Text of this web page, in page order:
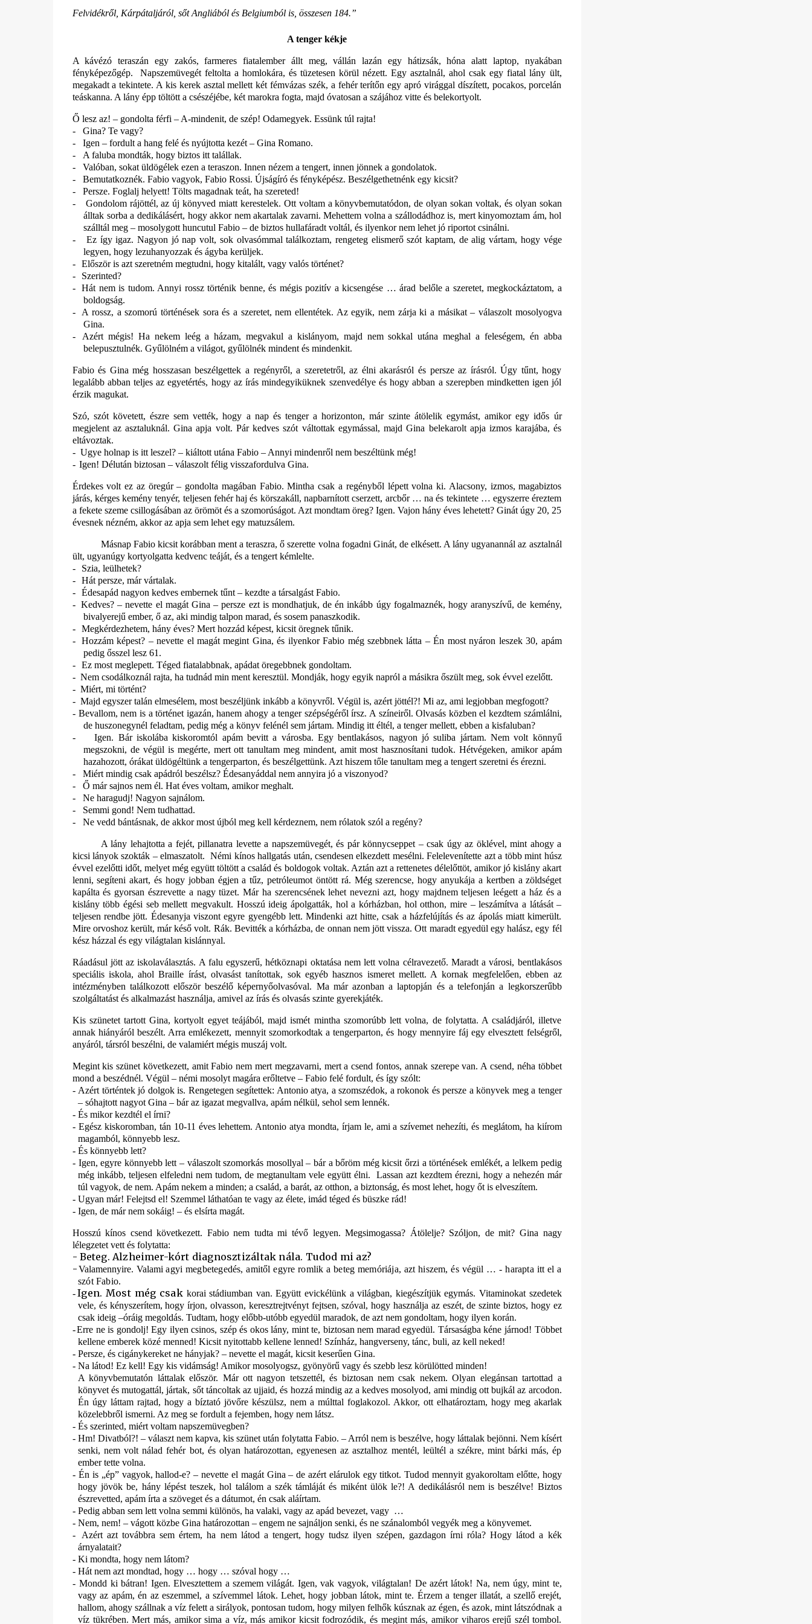
Felvidékről, Kárpátaljáról, sőt Angliából és Belgiumból is, összesen 184.”
A tenger kékje
A kávézó teraszán egy zakós, farmeres fiatalember állt meg, vállán lazán egy hátizsák, hóna alatt laptop, nyakában
fényképezőgép.
Napszemüvegét feltolta a homlokára, és tüzetesen körül nézett. Egy asztalnál, ahol csak egy fiatal lány ült,
megakadt a tekintete. A kis kerek asztal mellett két fémvázas szék, a fehér terítőn egy apró virággal díszített, pocakos, porcelán
teáskanna. A lány épp töltött a csészéjébe, két marokra fogta, majd óvatosan a szájához vitte és belekortyolt.
Ő lesz az! – gondolta férfi – A-mindenit, de szép! Odamegyek. Essünk túl rajta!
-
Gina? Te vagy?
-
Igen – fordult a hang felé és nyújtotta kezét – Gina Romano.
-
A faluba mondták, hogy biztos itt talállak.
-
Valóban, sokat üldögélek ezen a teraszon. Innen nézem a tengert, innen jönnek a gondolatok.
-
Bemutatkoznék. Fabio vagyok, Fabio Rossi. Újságíró és fényképész. Beszélgethetnénk egy kicsit?
-
Persze. Foglalj helyett! Tölts magadnak teát, ha szereted!
-
Gondolom rájöttél, az új könyved miatt kerestelek. Ott voltam a könyvbemutatódon, de olyan sokan voltak, és olyan sokan
álltak sorba a dedikálásért, hogy akkor nem akartalak zavarni. Mehettem volna a szállodádhoz is, mert kinyomoztam ám, hol
szálltál meg – mosolygott huncutul Fabio – de biztos hullafáradt voltál, és ilyenkor nem lehet jó riportot csinálni.
-
Ez így igaz. Nagyon jó nap volt, sok olvasómmal találkoztam, rengeteg elismerő szót kaptam, de alig vártam, hogy vége
legyen, hogy lezuhanyozzak és ágyba kerüljek.
-
Először is azt szeretném megtudni, hogy kitalált, vagy valós történet?
-
Szerinted?
-
Hát nem is tudom. Annyi rossz történik benne, és mégis pozitív a kicsengése … árad belőle a szeretet, megkockáztatom, a
boldogság.
-
A rossz, a szomorú történések sora és a szeretet, nem ellentétek. Az egyik, nem zárja ki a másikat – válaszolt mosolyogva
Gina.
-
Azért mégis! Ha nekem leég a házam, megvakul a kislányom, majd nem sokkal utána meghal a feleségem, én abba
belepusztulnék. Gyűlölném a világot, gyűlölnék mindent és mindenkit.
Fabio és Gina még hosszasan beszélgettek a regényről, a szeretetről, az élni akarásról és persze az írásról. Úgy tűnt, hogy
legalább abban teljes az egyetértés, hogy az írás mindegyiküknek szenvedélye és hogy abban a szerepben mindketten igen jól
érzik magukat.
Szó, szót követett, észre sem vették, hogy a nap és tenger a horizonton, már szinte átölelik egymást, amikor egy idős úr
megjelent az asztaluknál. Gina apja volt. Pár kedves szót váltottak egymással, majd Gina belekarolt apja izmos karajába, és
eltávoztak.
- Ugye holnap is itt leszel? – kiáltott utána Fabio – Annyi mindenről nem beszéltünk még!
- Igen! Délután biztosan – válaszolt félig visszafordulva Gina.
Érdekes volt ez az öregúr – gondolta magában Fabio. Mintha csak a regényből lépett volna ki. Alacsony, izmos, magabiztos
járás, kérges kemény tenyér, teljesen fehér haj és körszakáll, napbarnított cserzett, arcbőr … na és tekintete … egyszerre éreztem
a fekete szeme csillogásában az örömöt és a szomorúságot. Azt mondtam öreg? Igen. Vajon hány éves lehetett? Ginát úgy 20, 25
évesnek nézném, akkor az apja sem lehet egy matuzsálem.
Másnap Fabio kicsit korábban ment a teraszra, ő szerette volna fogadni Ginát, de elkésett. A lány ugyanannál az asztalnál
ült, ugyanúgy kortyolgatta kedvenc teáját, és a tengert kémlelte.
-
Szia, leülhetek?
-
Hát persze, már vártalak.
-
Édesapád nagyon kedves embernek tűnt – kezdte a társalgást Fabio.
- Kedves? – nevette el magát Gina – persze ezt is mondhatjuk, de én inkább úgy fogalmaznék, hogy aranyszívű, de kemény,
bivalyerejű ember, ő az, aki mindig talpon marad, és sosem panaszkodik.
-
Megkérdezhetem, hány éves? Mert hozzád képest, kicsit öregnek tűnik.
-
Hozzám képest? – nevette el magát megint Gina, és ilyenkor Fabio még szebbnek látta – Én most nyáron leszek 30, apám
pedig ősszel lesz 61.
-
Ez most meglepett. Téged fiatalabbnak, apádat öregebbnek gondoltam.
- Nem csodálkoznál rajta, ha tudnád min ment keresztül. Mondják, hogy egyik napról a másikra őszült meg, sok évvel ezelőtt.
- Miért, mi történt?
- Majd egyszer talán elmesélem, most beszéljünk inkább a könyvről. Végül is, azért jöttél?! Mi az, ami legjobban megfogott?
- Bevallom, nem is a történet igazán, hanem ahogy a tenger szépségéről írsz. A színeiről. Olvasás közben el kezdtem számlálni,
de huszonegynél feladtam, pedig még a könyv felénél sem jártam. Mindig itt éltél, a tenger mellett, ebben a kisfaluban?
-
Igen. Bár iskolába kiskoromtól apám bevitt a városba. Egy bentlakásos, nagyon jó suliba jártam. Nem volt könnyű
megszokni, de végül is megérte, mert ott tanultam meg mindent, amit most hasznosítani tudok. Hétvégeken, amikor apám
hazahozott, órákat üldögéltünk a tengerparton, és beszélgettünk. Azt hiszem tőle tanultam meg a tengert szeretni és érezni.
-
Miért mindig csak apádról beszélsz? Édesanyáddal nem annyira jó a viszonyod?
-
Ő már sajnos nem él. Hat éves voltam, amikor meghalt.
-
Ne haragudj! Nagyon sajnálom.
-
Semmi gond! Nem tudhattad.
-
Ne vedd bántásnak, de akkor most újból meg kell kérdeznem, nem rólatok szól a regény?
A lány lehajtotta a fejét, pillanatra levette a napszemüvegét, és pár könnycseppet – csak úgy az öklével, mint ahogy a
kicsi lányok szokták – elmaszatolt. Némi kínos hallgatás után, csendesen elkezdett mesélni. Felelevenítette azt a több mint húsz
évvel ezelőtti időt, melyet még együtt töltött a család és boldogok voltak. Aztán azt a rettenetes délelőttöt, amikor jó kislány akart
lenni, segíteni akart, és hogy jobban égjen a tűz, petróleumot öntött rá. Még szerencse, hogy anyukája a kertben a zöldséget
kapálta és gyorsan észrevette a nagy tüzet. Már ha szerencsének lehet nevezni azt, hogy majdnem teljesen leégett a ház és a
kislány több égési seb mellett megvakult. Hosszú ideig ápolgatták, hol a kórházban, hol otthon, mire – leszámítva a látását –
teljesen rendbe jött. Édesanyja viszont egyre gyengébb lett. Mindenki azt hitte, csak a házfelújítás és az ápolás miatt kimerült.
Mire orvoshoz került, már késő volt. Rák. Bevitték a kórházba, de onnan nem jött vissza. Ott maradt egyedül egy halász, egy fél
kész házzal és egy világtalan kislánnyal.
Ráadásul jött az iskolaválasztás. A falu egyszerű, hétköznapi oktatása nem lett volna célravezető. Maradt a városi, bentlakásos
speciális iskola, ahol Braille írást, olvasást tanítottak, sok egyéb hasznos ismeret mellett. A kornak megfelelően, ebben az
intézményben találkozott először beszélő képernyőolvasóval. Ma már azonban a laptopján és a telefonján a legkorszerűbb
szolgáltatást és alkalmazást használja, amivel az írás és olvasás szinte gyerekjáték.
Kis szünetet tartott Gina, kortyolt egyet teájából, majd ismét mintha szomorúbb lett volna, de folytatta. A családjáról, illetve
annak hiányáról beszélt. Arra emlékezett, mennyit szomorkodtak a tengerparton, és hogy mennyire fáj egy elvesztett felségről,
anyáról, társról beszélni, de valamiért mégis muszáj volt.
Megint kis szünet következett, amit Fabio nem mert megzavarni, mert a csend fontos, annak szerepe van. A csend, néha többet
mond a beszédnél. Végül – némi mosolyt magára erőltetve – Fabio felé fordult, és így szólt:
- Azért történtek jó dolgok is. Rengetegen segítettek: Antonio atya, a szomszédok, a rokonok és persze a könyvek meg a tenger
– sóhajtott nagyot Gina – bár az igazat megvallva, apám nélkül, sehol sem lennék.
- És mikor kezdtél el írni?
- Egész kiskoromban, tán 10-11 éves lehettem. Antonio atya mondta, írjam le, ami a szívemet nehezíti, és meglátom, ha kiírom
magamból, könnyebb lesz.
- És könnyebb lett?
- Igen, egyre könnyebb lett – válaszolt szomorkás mosollyal – bár a bőröm még kicsit őrzi a történések emlékét, a lelkem pedig
még inkább, teljesen elfeledni nem tudom, de megtanultam vele együtt élni.
Lassan azt kezdtem érezni, hogy a nehezén már
túl vagyok, de nem. Apám nekem a minden; a család, a barát, az otthon, a biztonság, és most lehet, hogy őt is elveszítem.
- Ugyan már! Felejtsd el! Szemmel láthatóan te vagy az élete, imád téged és büszke rád!
- Igen, de már nem sokáig! – és elsírta magát.
Hosszú kínos csend következett. Fabio nem tudta mi tévő legyen. Megsimogassa? Átölelje? Szóljon, de mit? Gina nagy
lélegzetet vett és folytatta:
- Beteg. Alzheimer-kórt diagnosztizáltak nála. Tudod mi az?
-Valamennyire. Valamiagyi megbetegedés, amitől egyre romlik a beteg memóriája, azt hiszem, és végül … - harapta itt el a
szót Fabio.
- Igen. Most még csak korai stádiumban van. Együtt evickélünk a világban, kiegészítjük egymás. Vitaminokat szedetek
vele, és kényszerítem, hogy írjon, olvasson, keresztrejtvényt fejtsen, szóval, hogy használja az eszét, de szinte biztos, hogy ez
csak ideig –óráig megoldás. Tudtam, hogy előbb-utóbb egyedül maradok, de azt nem gondoltam, hogy ilyen korán.
-Erre ne is gondolj! Egy ilyen csinos, szép és okos lány, mint te, biztosan nem marad egyedül. Társaságba kéne járnod! Többet
kellene emberek közé menned! Kicsit nyitottabb kellene lenned! Színház, hangverseny, tánc, buli, az kell neked!
- Persze, és cigánykereket ne hányjak? – nevette el magát, kicsit keserűen Gina.
- Na látod! Ez kell! Egy kis vidámság! Amikor mosolyogsz, gyönyörű vagy és szebb lesz körülötted minden!
A könyvbemutatón láttalak először. Már ott nagyon tetszettél, és biztosan nem csak nekem. Olyan elegánsan tartottad a
könyvet és mutogattál, jártak, sőt táncoltak az ujjaid, és hozzá mindig az a kedves mosolyod, ami mindig ott bujkál az arcodon.
Én úgy láttam rajtad, hogy a bíztató jövőre készülsz, nem a múlttal foglakozol. Akkor, ott elhatároztam, hogy meg akarlak
közelebbről ismerni. Az meg se fordult a fejemben, hogy nem látsz.
- És szerinted, miért voltam napszemüvegben?
- Hm! Divatból?! – választ nem kapva, kis szünet után folytatta Fabio. – Arról nem is beszélve, hogy láttalak bejönni. Nem kísért
senki, nem volt nálad fehér bot, és olyan határozottan, egyenesen az asztalhoz mentél, leültél a székre, mint bárki más, ép
ember tette volna.
- Én is „ép” vagyok, hallod-e? – nevette el magát Gina – de azért elárulok egy titkot. Tudod mennyit gyakoroltam előtte, hogy
hogy jövök be, hány lépést teszek, hol találom a szék támláját és miként ülök le?! A dedikálásról nem is beszélve! Biztos
észrevetted, apám írta a szöveget és a dátumot, én csak aláírtam.
- Pedig abban sem lett volna semmi különös, ha valaki, vagy az apád bevezet, vagy …
- Nem, nem! – vágott közbe Gina határozottan – engem ne sajnáljon senki, és ne szánalomból vegyék meg a könyvemet.
-
Azért azt továbbra sem értem, ha nem látod a tengert, hogy tudsz ilyen szépen, gazdagon írni róla? Hogy látod a kék
árnyalatait?
- Ki mondta, hogy nem látom?
- Hát nem azt mondtad, hogy … hogy … szóval hogy …
- Mondd ki bátran! Igen. Elvesztettem a szemem világát. Igen, vak vagyok, világtalan! De azért látok! Na, nem úgy, mint te,
vagy az apám, én az eszemmel, a szívemmel látok. Lehet, hogy jobban látok, mint te. Érzem a tenger illatát, a szellő erejét,
hallom, ahogy szállnak a víz felett a sirályok, pontosan tudom, hogy milyen felhők kúsznak az égen, és azok, mint látszódnak a
víz tükrében. Mert más, amikor sima a víz, más amikor kicsit fodrozódik, és megint más, amikor viharos erejű szél tombol.